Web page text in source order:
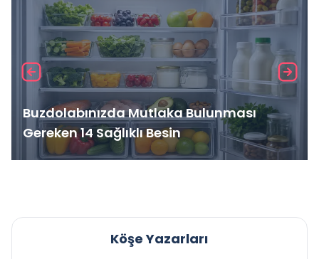
Buzdolabınızda Mutlaka Bulunması
Gereken 14 Sağlıklı Besin
Köşe Yazarları